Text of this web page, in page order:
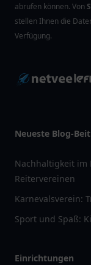
abrufen können. Von
stellen Ihnen die
Verfügung.
Neueste Blog-
Nachhaltigkeit im
Reitervereinen
Karnevalsverein:
Sport und Spaß:
Einrichtungen